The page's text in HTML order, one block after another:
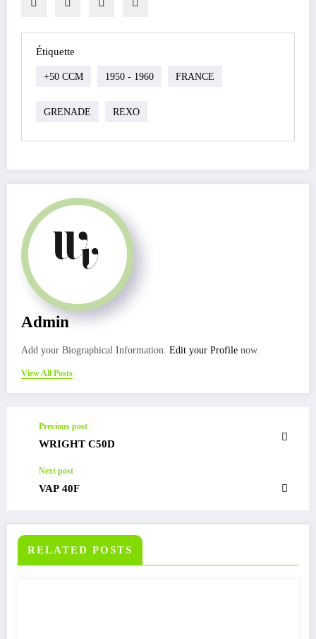
Étiquette
+50 CCM 1950 - 1960 FRANCE
GRENADE REXO
Admin
Add your Biographical Information. Edit your Profile now.
View All Posts
Previous post
WRIGHT C50D
Next post
VAP 40F
RELATED POSTS